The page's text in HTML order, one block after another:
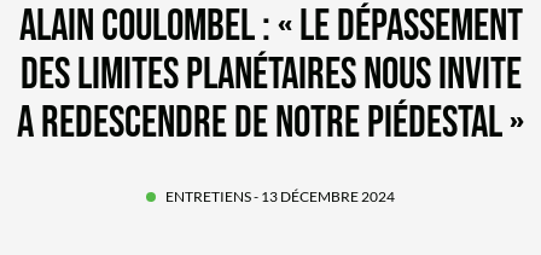
ALAIN COULOMBEL : « LE DÉPASSEMENT
DES LIMITES PLANÉTAIRES NOUS INVITE
A REDESCENDRE DE NOTRE PIÉDESTAL »
ENTRETIENS- 13 DÉCEMBRE 2024